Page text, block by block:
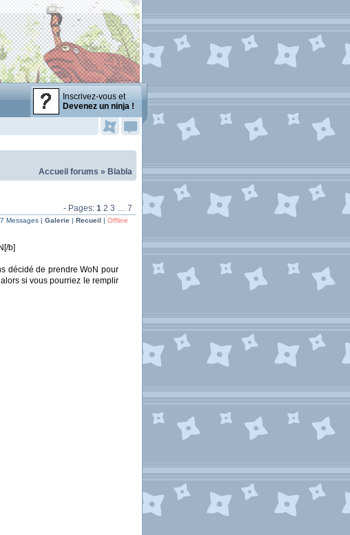
Inscrivez-vous et
Devenez un ninja !
Accueil forums » Blabla
- Pages: 1 2 3 … 7
Messages | Galerie | Recueil | Offline
b]
décidé de prendre WoN pour
si vous pourriez le remplir